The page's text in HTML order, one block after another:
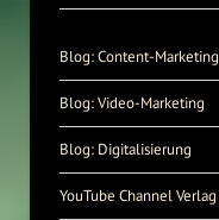
Blog: Content-Marketing
Blog: Video-Marketing
Blog: Digitalisierung
YouTube Channel Verlag